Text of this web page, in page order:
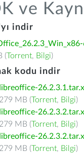
ve
indir
(Torrent, Bilgi)
kodu indir
libreoffice-
279 MB (Torrent, Bilgi)
libreoffice-
279 MB (Torrent, Bilgi)
libreoffice-
279 MB (Torrent, Bilgi)